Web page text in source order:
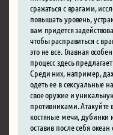
сражаться с врагами,
повышать уровень,
вам придется
чтобы расправиться с
это не все. Главная
процесс здесь
Среди них, например,
одеть ее в сексуальные
свое оружие и
противниками. Атакуйте
костяные мечи, дубинки
оставив после себя